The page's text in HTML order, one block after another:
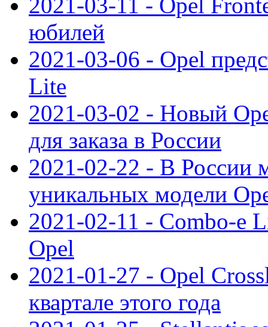
юбилей
2021-03-06 - Opel
Lite
2021-03-02 - Новый
для заказа в России
2021-02-22 - В России
уникальных модели
2021-02-11 - Combo-e
Opel
2021-01-27 - Opel
квартале этого года